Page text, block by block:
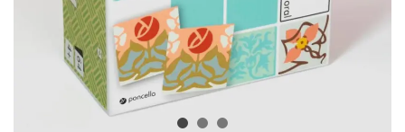
Médaille commémorative Gaudí
2026 – Édition limitée
89,00 € NEUF
Ajouter au panier
Motxilla Stivibags
149,00 €